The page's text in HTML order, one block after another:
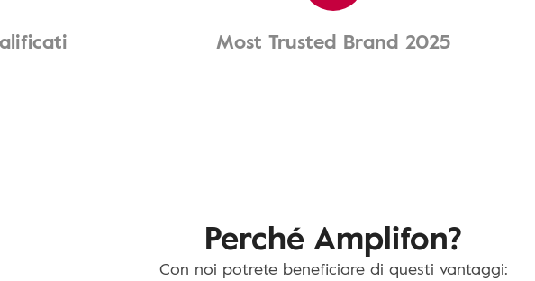
Most Trusted Brand 2025
Perché Amplifon?
Con noi potrete beneficiare di questi vantaggi: